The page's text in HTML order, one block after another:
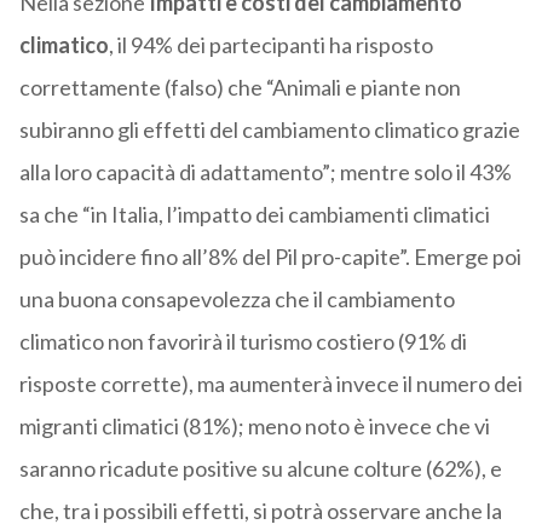
climatico, il 94% dei partecipanti ha risposto
correttamente (falso) che “Animali e piante non
subiranno gli effetti del cambiamento climatico grazie
alla loro capacità di adattamento”; mentre solo il 43%
sa che “in Italia, l’impatto dei cambiamenti climatici
può incidere fino all’8% del Pil pro-capite”. Emerge poi
una buona consapevolezza che il cambiamento
climatico non favorirà il turismo costiero (91% di
risposte corrette), ma aumenterà invece il numero dei
migranti climatici (81%); meno noto è invece che vi
saranno ricadute positive su alcune colture (62%), e
che, tra i possibili effetti, si potrà osservare anche la